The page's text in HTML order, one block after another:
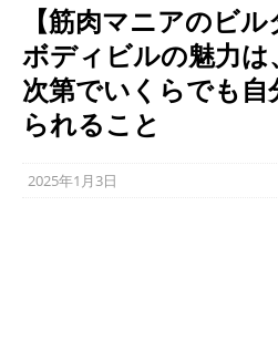
【筋肉マニアのビル
ボディビルの魅力は
次第でいくらでも自
られること
2025年1月3日